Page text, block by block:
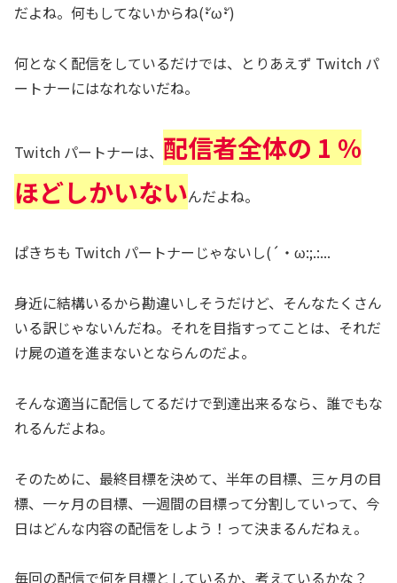
だよね。何もしてないからね(･ัω･ั)
何となく配信をしているだけでは、とりあえず Twitch パ
ートナーにはなれないだね。
Twitch パートナーは、 配信者全体の 1 %
ほどしかいないんだよね。
ぱきちも Twitch パートナーじゃないし(´・ω:;.:...
身近に結構いるから勘違いしそうだけど、そんなたくさん
いる訳じゃないんだね。それを目指すってことは、それだ
け屍の道を進まないとならんのだよ。
そんな適当に配信してるだけで到達出来るなら、誰でもな
れるんだよね。
そのために、最終目標を決めて、半年の目標、三ヶ月の目
標、一ヶ月の目標、一週間の目標って分割していって、今
日はどんな内容の配信をしよう！って決まるんだねぇ。
毎回の配信で何を目標としているか、考えているかな？